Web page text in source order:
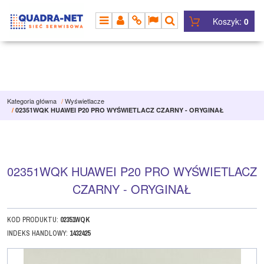
MENUPANELINFOLANGSZUKAJ Koszyk: 0
Kategoria główna /Wyświetlacze
/ 02351WQK HUAWEI P20 PRO WYŚWIETLACZ CZARNY - ORYGINAŁ
02351WQK HUAWEI P20 PRO WYŚWIETLACZ
CZARNY - ORYGINAŁ
KOD PRODUKTU: 02351WQK
INDEKS HANDLOWY: 1432425